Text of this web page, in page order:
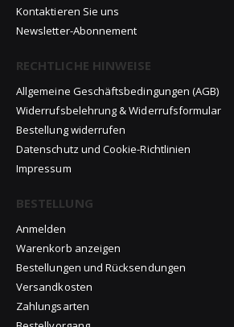
Kontaktieren Sie uns
Newsletter-Abonnement
RECHTLICHE HINWEISE
Allgemeine Geschäftsbedingungen (AGB)
Widerrufsbelehrung & Widerrufsformular
Bestellung widerrufen
Datenschutz und Cookie-Richtlinien
Impressum
BESTELLUNG
Anmelden
Warenkorb anzeigen
Bestellungen und Rücksendungen
Versandkosten
Zahlungsarten